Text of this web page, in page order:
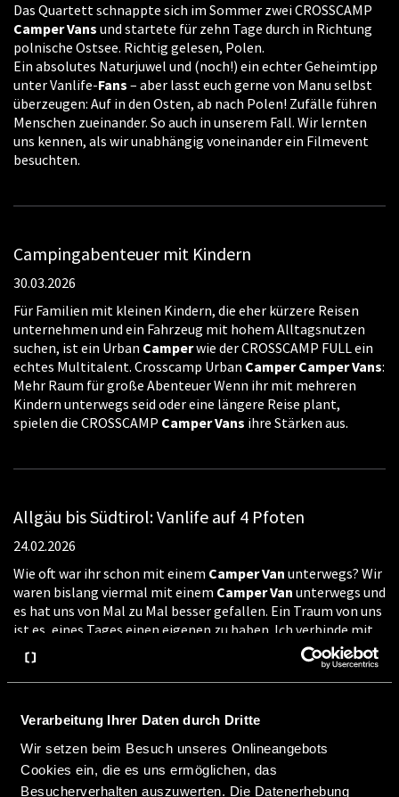
Verarbeitung Ihrer Daten durch Dritte
Wir setzen beim Besuch unseres Onlineangebots
Cookies ein, die es uns ermöglichen, das
Besucherverhalten auszuwerten. Die Datenerhebung
Das Quartett schnappte sich im Sommer zwei CROSSCAMP
CamperVans und startete für zehn Tage durch in Richtung
polnische Ostsee. Richtig gelesen, Polen.
Ein absolutes Naturjuwel und (noch!) ein echter Geheimtipp
unter Vanlife-Fans – aber lasst euch gerne von Manu selbst
überzeugen: Auf in den Osten, ab nach Polen! Zufälle führen
Menschen zueinander. So auch in unserem Fall. Wir lernten
uns kennen, als wir unabhängig voneinander ein Filmevent
besuchten.
Campingabenteuer mit Kindern
30.03.2026
Für Familien mit kleinen Kindern, die eher kürzere Reisen
unternehmen und ein Fahrzeug mit hohem Alltagsnutzen
suchen, ist ein Urban Camperwie der CROSSCAMP FULL ein
echtes Multitalent. Crosscamp Urban Camper CamperVans:
Mehr Raum für große Abenteuer Wenn ihr mit mehreren
Kindern unterwegs seid oder eine längere Reise plant,
spielen die CROSSCAMP CamperVans ihre Stärken aus.
Allgäu bis Südtirol: Vanlife auf 4 Pfoten
24.02.2026
Wie oft war ihr schon mit einem CamperVan unterwegs? Wir
waren bislang viermal mit einem CamperVan unterwegs und
es hat uns von Mal zu Mal besser gefallen. Ein Traum von uns
ist es, eines Tages einen eigenen zu haben. Ich verbinde mit
dem Vanlife einfach jede Menge Freiheit und Spontanität.
Das liebe und schätze ich sehr. Stellplätze & Campingplätze
für Hudenhalter Wie hast du bisher deine Urlaube mit deinen